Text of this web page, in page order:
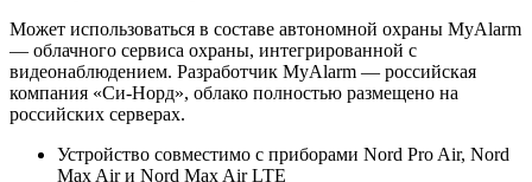
Может использоваться в составе автономной охраны MyAlarm
— облачного сервиса охраны, интегрированной с
видеонаблюдением. Разработчик MyAlarm — российская
компания «Си-Норд», облако полностью размещено на
российских серверах.
Устройство совместимо с приборами Nord Pro Air, Nord
Max Air и Nord Max Air LTE